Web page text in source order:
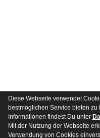
Besucherstatistik
Diese Webseite verwendet
bestmöglichen Service bieten zu
Informationen findest Du unter
Mit der Nutzung der Webseite
Verwendung von Cookies